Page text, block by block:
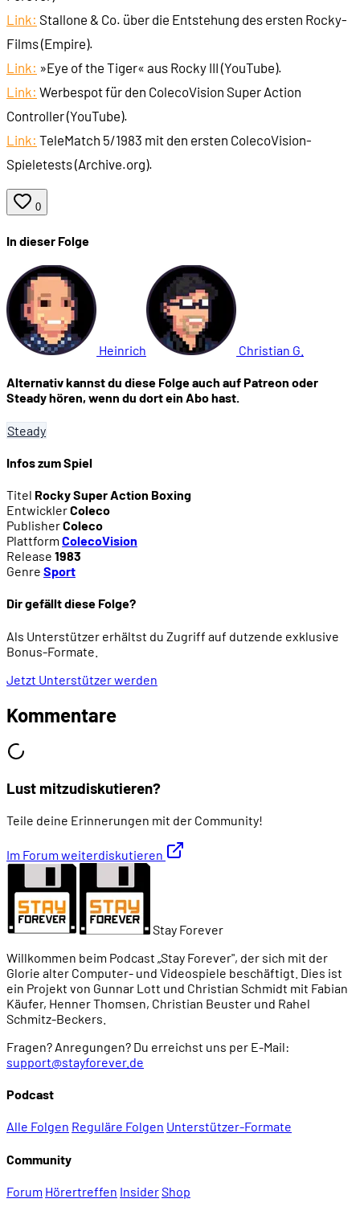
00:54:15 - Rocky (1987)
00:56:26 - Punch-Out (1984)
00:56:52 - Barry McGuigan Boxing (1985)
00:57:16 ROCKY 5
01:02:49
01:03:39 - Umbruch zum PC
01:04:50 - 4-D Sports Boxing (1991)
01:05:53 - Rocky (2002)
01:07:41 ROCKY BALBOA
01:07:53 - Stallone-Filme der 90er und 2000er
01:13:53 - Fortsetzung durch die Creed-Reihe
01:15:02 - Das Spiel: Rocky Balboa (2007)
01:17:09 BEWERTUNG
01:20:35 - The Ugly: Huhn
01:21:50 - The Bad: Rinderhälfte
01:23:04 - Urteil über den Film
01:25:08 - Urteil über das Spiel
01:27:15 Verabschiedung
Link: Stallone & Co. über die Entstehung des ersten Rocky-
Films (Empire).
Link: »Eye of the Tiger« aus Rocky III (YouTube).
Link: Werbespot für den ColecoVision Super Action
Controller (YouTube).
Link: TeleMatch 5/1983 mit den ersten ColecoVision-
Spieletests (Archive.org).
0
In dieser Folge
Heinrich Christian G.
Alternativ kannst du diese Folge auch auf Patreon oder
Steady hören, wenn du dort ein Abo hast.
Steady
Infos zum Spiel
Titel Rocky Super Action Boxing
EntwicklerColeco
PublisherColeco
Plattform ColecoVision
Release 1983
Genre Sport
Dir gefällt diese Folge?
Als Unterstützer erhältst du Zugriff auf dutzende exklusive
Bonus-Formate.
Jetzt Unterstützer werden
Kommentare
Lust mitzudiskutieren?
Teile deine Erinnerungen mit der Community!
Im Forum weiterdiskutieren
Stay Forever
Willkommen beim Podcast „Stay Forever", der sich mit der
Glorie alter Computer- und Videospiele beschäftigt. Dies ist
ein Projekt von Gunnar Lott und Christian Schmidt mit Fabian
Käufer, Henner Thomsen, Christian Beuster und Rahel
Schmitz-Beckers.
Fragen? Anregungen? Du erreichst uns per E-Mail:
support@stayforever.de
Podcast
Alle Folgen Reguläre Folgen Unterstützer-Formate
Community
Forum Hörertreffen InsiderShop